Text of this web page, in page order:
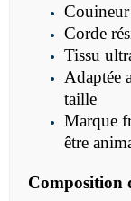
Corde
Tissu
Adaptée
taille
Marque
être
Composition